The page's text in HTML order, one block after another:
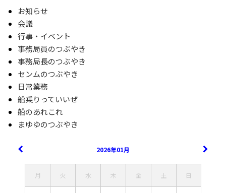
お知らせ
会議
行事・イベント
事務局員のつぶやき
事務局長のつぶやき
センムのつぶやき
日常業務
船乗りっていいぜ
船のあれこれ
まゆゆのつぶやき
2026年01月
月 火 水 木 金 土 日